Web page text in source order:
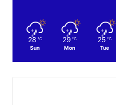
28 ℃
Sun
29 ℃
Mon
25 ℃
Tue